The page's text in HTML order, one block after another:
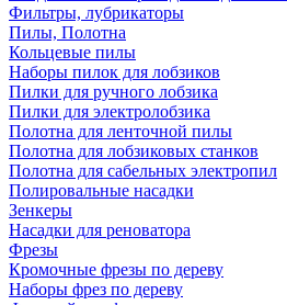
Фильтры, лубрикаторы
Пилы, Полотна
Кольцевые пилы
Наборы пилок для лобзиков
Пилки для ручного лобзика
Пилки для электролобзика
Полотна для ленточной пилы
Полотна для лобзиковых станков
Полотна для сабельных электропил
Полировальные насадки
Зенкеры
Насадки для реноватора
Фрезы
Кромочные фрезы по дереву
Наборы фрез по дереву